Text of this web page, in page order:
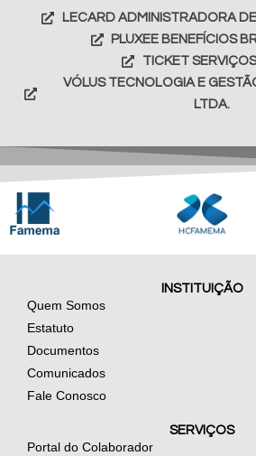
LECARD ADMINISTRADORA
PLUXEE BENEFÍCIOS
TICKET
VÓLUS TECNOLOGIA E
LTDA.
INSTITUIÇÃO
Quem Somos
Estatuto
Documentos
Comunicados
Fale Conosco
SERVIÇOS
Portal do Colaborador